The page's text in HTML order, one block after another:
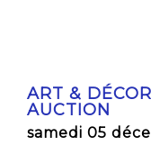
ART &
AUCTION
samedi 05